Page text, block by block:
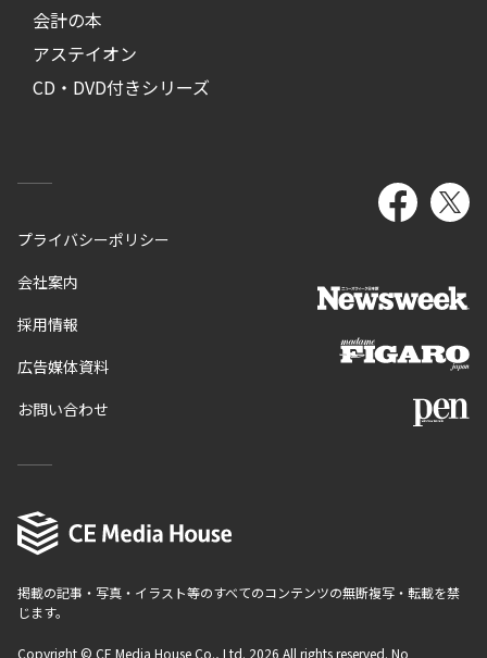
会計の本
アステイオン
CD・DVD付きシリーズ
プライバシーポリシー
会社案内
採用情報
広告媒体資料
お問い合わせ
掲載の記事・写真・イラスト等のすべてのコンテンツの無断複写・転載を禁
じます。
Copyright © CE Media House Co., Ltd. 2026 All rights reserved. No